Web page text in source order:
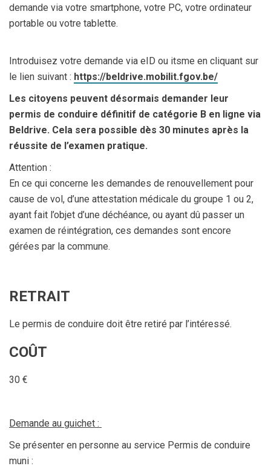
demande via votre smartphone, votre PC, votre ordinateur
portable ou votre tablette.
Introduisez votre demande via eID ou itsme en cliquant sur
le lien suivant : https://beldrive.mobilit.fgov.be/
Les citoyens peuvent désormais demander leur
permis de conduire définitif de catégorie B en ligne via
Beldrive. Cela sera possible dès 30 minutes après la
réussite de l’examen pratique.
Attention :
En ce qui concerne les demandes de renouvellement pour
cause de vol, d’une attestation médicale du groupe 1 ou 2,
ayant fait l’objet d’une déchéance, ou ayant dû passer un
examen de réintégration, ces demandes sont encore
gérées par la commune.
RETRAIT
Le permis de conduire doit être retiré par l’intéressé.
COÛT
30 €
Demande au guichet :
Se présenter en personne au service Permis de conduire
muni :